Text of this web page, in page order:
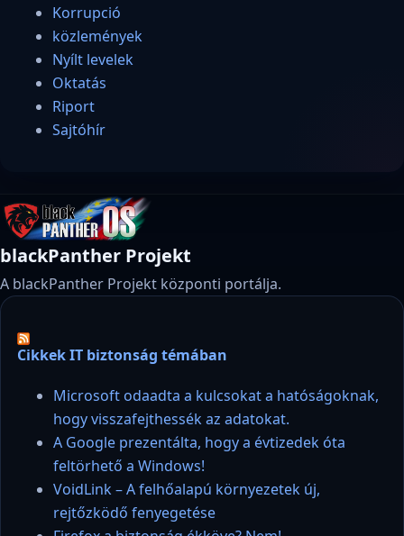
Korrupció
közlemények
Nyílt levelek
Oktatás
Riport
Sajtóhír
blackPanther Projekt
A blackPanther Projekt központi portálja.
Cikkek IT biztonság témában
Microsoft odaadta a kulcsokat a hatóságoknak,
hogy visszafejthessék az adatokat.
A Google prezentálta, hogy a évtizedek óta
feltörhető a Windows!
VoidLink – A felhőalapú környezetek új,
rejtőzködő fenyegetése